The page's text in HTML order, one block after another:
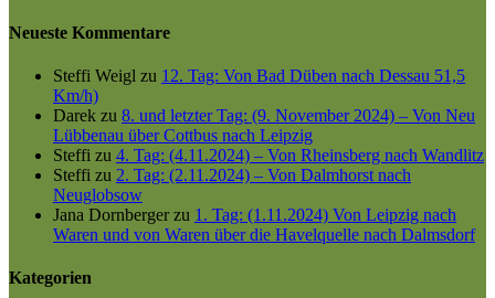
Neueste Kommentare
Steffi Weigl zu 12. Tag: Von Bad Düben nach Dessau 51,5
Km/h)
Darek zu 8. und letzter Tag: (9. November 2024) – Von Neu
Lübbenau über Cottbus nach Leipzig
Steffi zu 4. Tag: (4.11.2024) – Von Rheinsberg nach Wandlitz
Steffi zu 2. Tag: (2.11.2024) – Von Dalmhorst nach
Neuglobsow
Jana Dornbergerzu 1. Tag: (1.11.2024) Von Leipzig nach
Waren und von Waren über die Havelquelle nach Dalmsdorf
Kategorien